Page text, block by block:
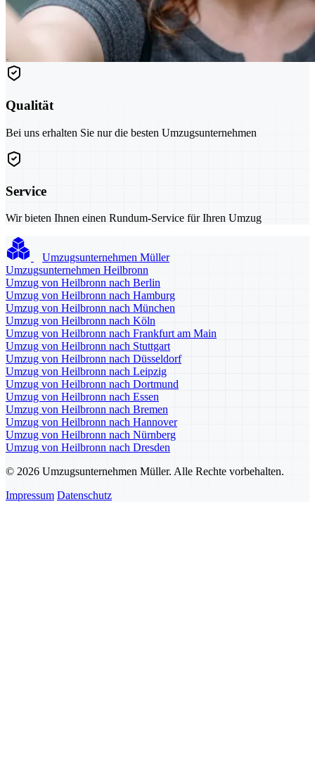
Qualität
Bei uns erhalten Sie nur die besten Umzugsunternehmen
Service
Wir bieten Ihnen einen Rundum-Service für Ihren Umzug
Umzugsunternehmen Müller
Umzugsunternehmen Heilbronn
Umzug von Heilbronn nach Berlin
Umzug von Heilbronn nach Hamburg
Umzug von Heilbronn nach München
Umzug von Heilbronn nach Köln
Umzug von Heilbronn nach Frankfurt am Main
Umzug von Heilbronn nach Stuttgart
Umzug von Heilbronn nach Düsseldorf
Umzug von Heilbronn nach Leipzig
Umzug von Heilbronn nach Dortmund
Umzug von Heilbronn nach Essen
Umzug von Heilbronn nach Bremen
Umzug von Heilbronn nach Hannover
Umzug von Heilbronn nach Nürnberg
Umzug von Heilbronn nach Dresden
© 2026 Umzugsunternehmen Müller. Alle Rechte vorbehalten.
Impressum Datenschutz